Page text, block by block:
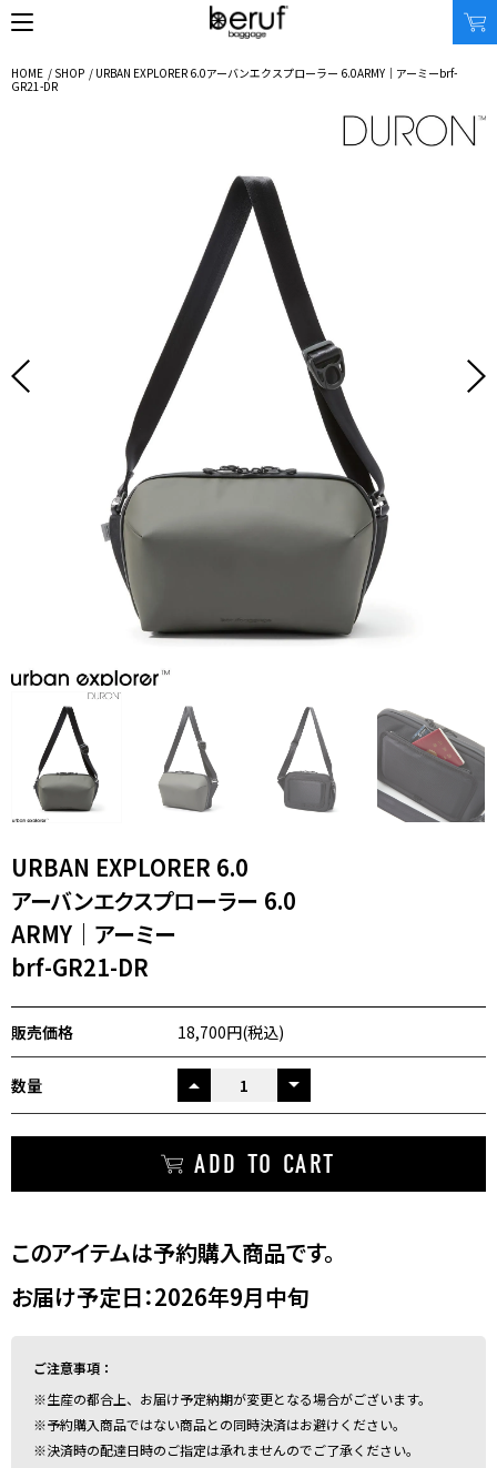
SEARCH
オンラインストア
その他
使用シーン
ビジネス｜通勤
ビジネス｜出張
トラベル
収納サイズ
XS｜5リッター以下
S｜10リッター以下
M｜20リッター以下
L｜25リッター以下
XL｜26リッター以上
タブレット｜11インチ相当
ノートPC｜14インチ相当
ノートPC｜16インチ相当
¥10,000 - ¥19,999
¥20,000 - ¥29,999
¥30,000 - ¥39,999
¥50,000 - ¥99,999
STORY
ジャーナル
取扱店舗
ショッピングガイド
FAQ｜よくある質問
INTERNATIONAL SHIPPING
新規会員登録
ログイン
マイページ
ショッピングカート
特定商取引法に基づく表記
プライバシーポリシー
HOME / SHOP / URBAN EXPLORER 6.0アーバンエクスプローラー 6.0ARMY｜アーミーbrf-
GR21-DR
URBAN EXPLORER 6.0
アーバンエクスプローラー 6.0
ARMY｜アーミー
brf-GR21-DR
販売価格 18,700円(税込)
数量
ADD TO CART
このアイテムは予約購入商品です。
お届け予定日：2026年9月中旬
ご注意事項：
※生産の都合上、お届け予定納期が変更となる場合がございます。
※予約購入商品ではない商品との同時決済はお避けください。
※決済時の配達日時のご指定は承れませんのでご了承ください。